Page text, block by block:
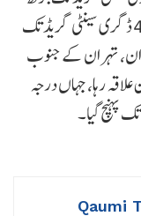
گیا۔ ہفتہ اور اتوار کو تہران میں درجہ حرارت 41 ڈگری سینٹی گریڈ تک
گھنٹوں کے دوران، تہران کے جنوب
رہا، جہاں درجہ
Qaumi